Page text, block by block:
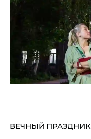
ВЕЧНЫЙ ПРАЗДНИК